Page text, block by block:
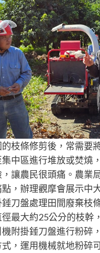
枝條修剪後，常需要
中區進行堆放或焚燒
讓農民很頭痛。農業
，辦理觀摩會展示中
刀盤處理田間廢棄枝
最大約25公分的枝幹
附掛錘刀盤進行粉碎
，運用機械就地粉碎